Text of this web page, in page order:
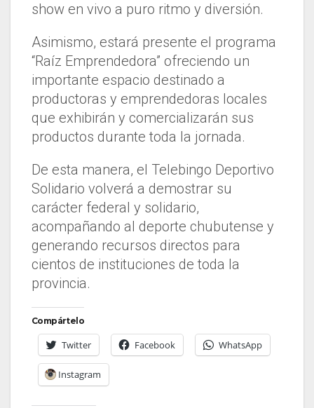
show en vivo a puro ritmo y diversión.
Asimismo, estará presente el programa
“Raíz Emprendedora” ofreciendo un
importante espacio destinado a
productoras y emprendedoras locales
que exhibirán y comercializarán sus
productos durante toda la jornada.
De esta manera, el Telebingo Deportivo
Solidario volverá a demostrar su
carácter federal y solidario,
acompañando al deporte chubutense y
generando recursos directos para
cientos de instituciones de toda la
provincia.
Compártelo
Twitter Facebook WhatsApp
Instagram